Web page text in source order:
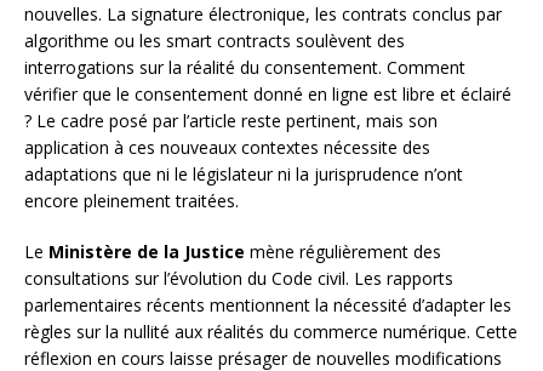
nouvelles. La signature électronique, les contrats conclus par
algorithme ou les smart contracts soulèvent des
interrogations sur la réalité du consentement. Comment
vérifier que le consentement donné en ligne est libre et éclairé
? Le cadre posé par l’article reste pertinent, mais son
application à ces nouveaux contextes nécessite des
adaptations que ni le législateur ni la jurisprudence n’ont
encore pleinement traitées.
Le Ministère de la Justice mène régulièrement des
consultations sur l’évolution du Code civil. Les rapports
parlementaires récents mentionnent la nécessité d’adapter les
règles sur la nullité aux réalités du commerce numérique. Cette
réflexion en cours laisse présager de nouvelles modifications